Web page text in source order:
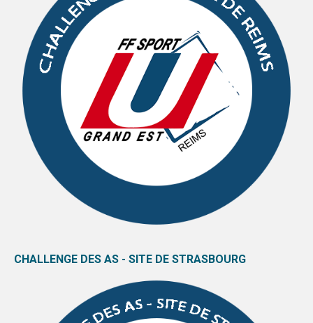
CHALLENGE DES AS - SITE DE STRASBOURG